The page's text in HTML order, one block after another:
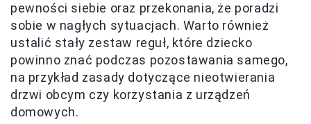
pewności siebie oraz przekonania, że poradzi
sobie w nagłych sytuacjach. Warto również
ustalić stały zestaw reguł, które dziecko
powinno znać podczas pozostawania samego,
na przykład zasady dotyczące nieotwierania
drzwi obcym czy korzystania z urządzeń
domowych.